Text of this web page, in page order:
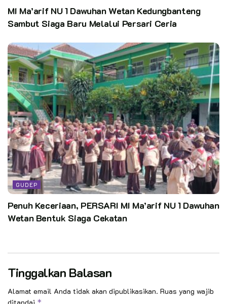
MI Ma’arif NU 1 Dawuhan Wetan Kedungbanteng
Sambut Siaga Baru Melalui Persari Ceria
GUDEP
Penuh Keceriaan, PERSARI MI Ma’arif NU 1 Dawuhan
Wetan Bentuk Siaga Cekatan
Tinggalkan Balasan
Alamat email Anda tidak akan dipublikasikan. Ruas yang wajib